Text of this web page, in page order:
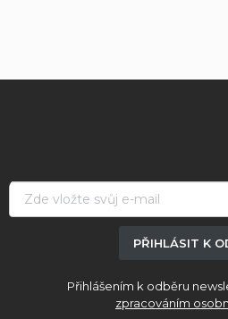
PŘIHLÁSIT K
Přihlášením k odběru
zpracováním